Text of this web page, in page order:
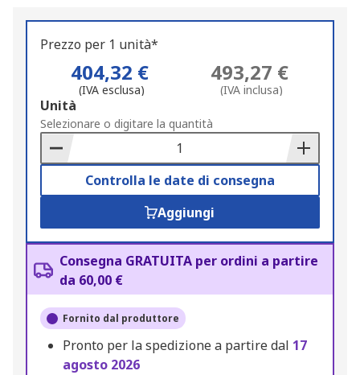
Prezzo per 1 unità*
404,32 €
(IVA esclusa)
493,27 €
(IVA inclusa)
Add
to
Basket
Unità
Selezionare o digitare la quantità
Controlla le date di consegna
Aggiungi
Consegna GRATUITA per ordini a partire
da 60,00 €
Fornito dal produttore
Pronto per la spedizione a partire dal 17
agosto 2026